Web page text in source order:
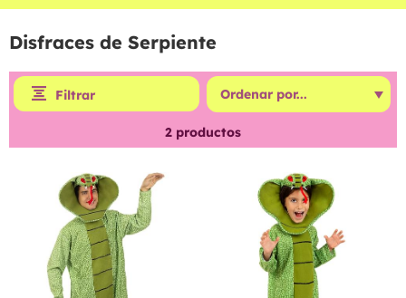
Disfraces de Serpiente
Filtrar
2 productos